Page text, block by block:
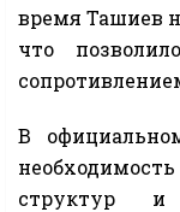
время Ташиев
что
В
структур и